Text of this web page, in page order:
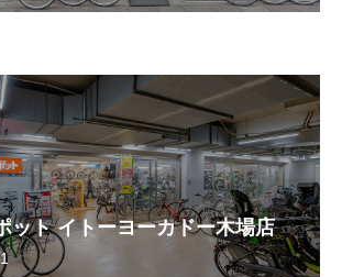
ット イトーヨーカドー木場店